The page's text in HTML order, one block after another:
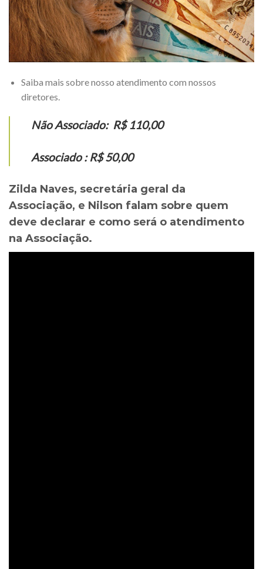
Saiba mais sobre nosso atendimento com nossos
diretores.
Não Associado: R$ 110,00
Associado : R$ 50,00
Zilda Naves, secretária geral da
Associação, e Nilson falam sobre quem
deve declarar e como será o atendimento
na Associação.